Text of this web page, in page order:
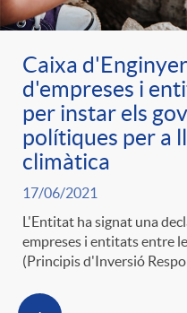
Caixa
d'empreses i
per instar els
polítiques per a
climàtica
17/06/2021
L'Entitat ha signat una
empreses i entitats entre
(Principis d'Inversió